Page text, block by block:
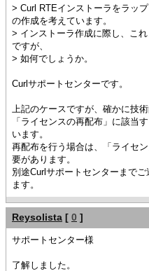
> Curl RTEインストーラをラッ
の作成を考えています。
> インストーラ作成に際し、こ
ですが、
> 如何でしょうか。
Curlサポートセンターです。
上記のケースですが、確かに技
「ライセンスの再配布」に該当
います。
再配布を行う場合は、「ライセ
要があります。
別途Curlサポートセンターまで
ます。
Reysolista [ 0 ]
サポートセンター様
了解しました。